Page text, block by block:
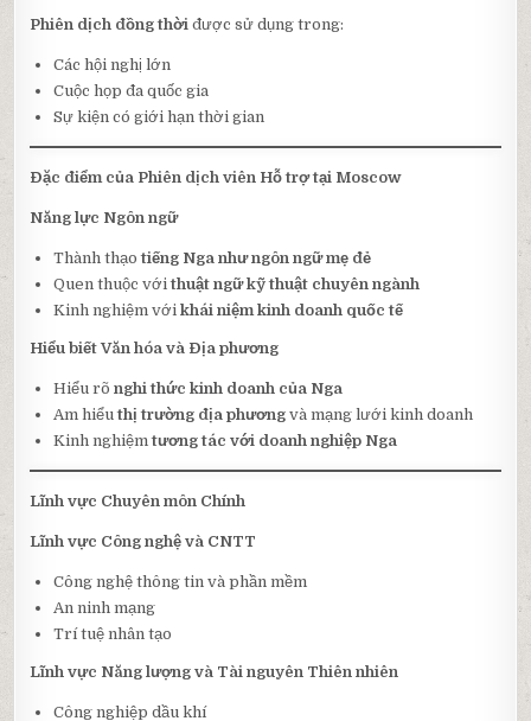
Phiên dịch đồng thời được sử dụng trong:
Các hội nghị lớn
Cuộc họp đa quốc gia
Sự kiện có giới hạn thời gian
Đặc điểm của Phiên dịch viên Hỗ trợ tại Moscow
Năng lực Ngôn ngữ
Thành thạotiếng Nga như ngôn ngữ mẹ đẻ
Quen thuộc vớithuật ngữ kỹ thuật chuyên ngành
Kinh nghiệm vớikhái niệm kinh doanh quốc tế
Hiểu biết Văn hóa và Địa phương
Hiểu rõnghi thức kinh doanh của Nga
Am hiểuthị trường địa phương và mạng lưới kinh doanh
Kinh nghiệmtương tác với doanh nghiệp Nga
Lĩnh vực Chuyên môn Chính
Lĩnh vực Công nghệ và CNTT
Công nghệ thông tin và phần mềm
An ninh mạng
Trí tuệ nhân tạo
Lĩnh vực Năng lượng và Tài nguyên Thiên nhiên
Công nghiệp dầu khí